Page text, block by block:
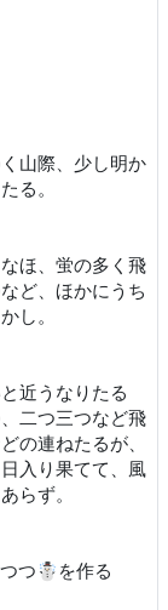
山際、少し明か
る。
ほ、蛍の多く飛
ど、ほかにうち
し。
近うなりたる
二つ三つなど飛
の連ねたるが、
入り果てて、風
らず。
つ☃を作る